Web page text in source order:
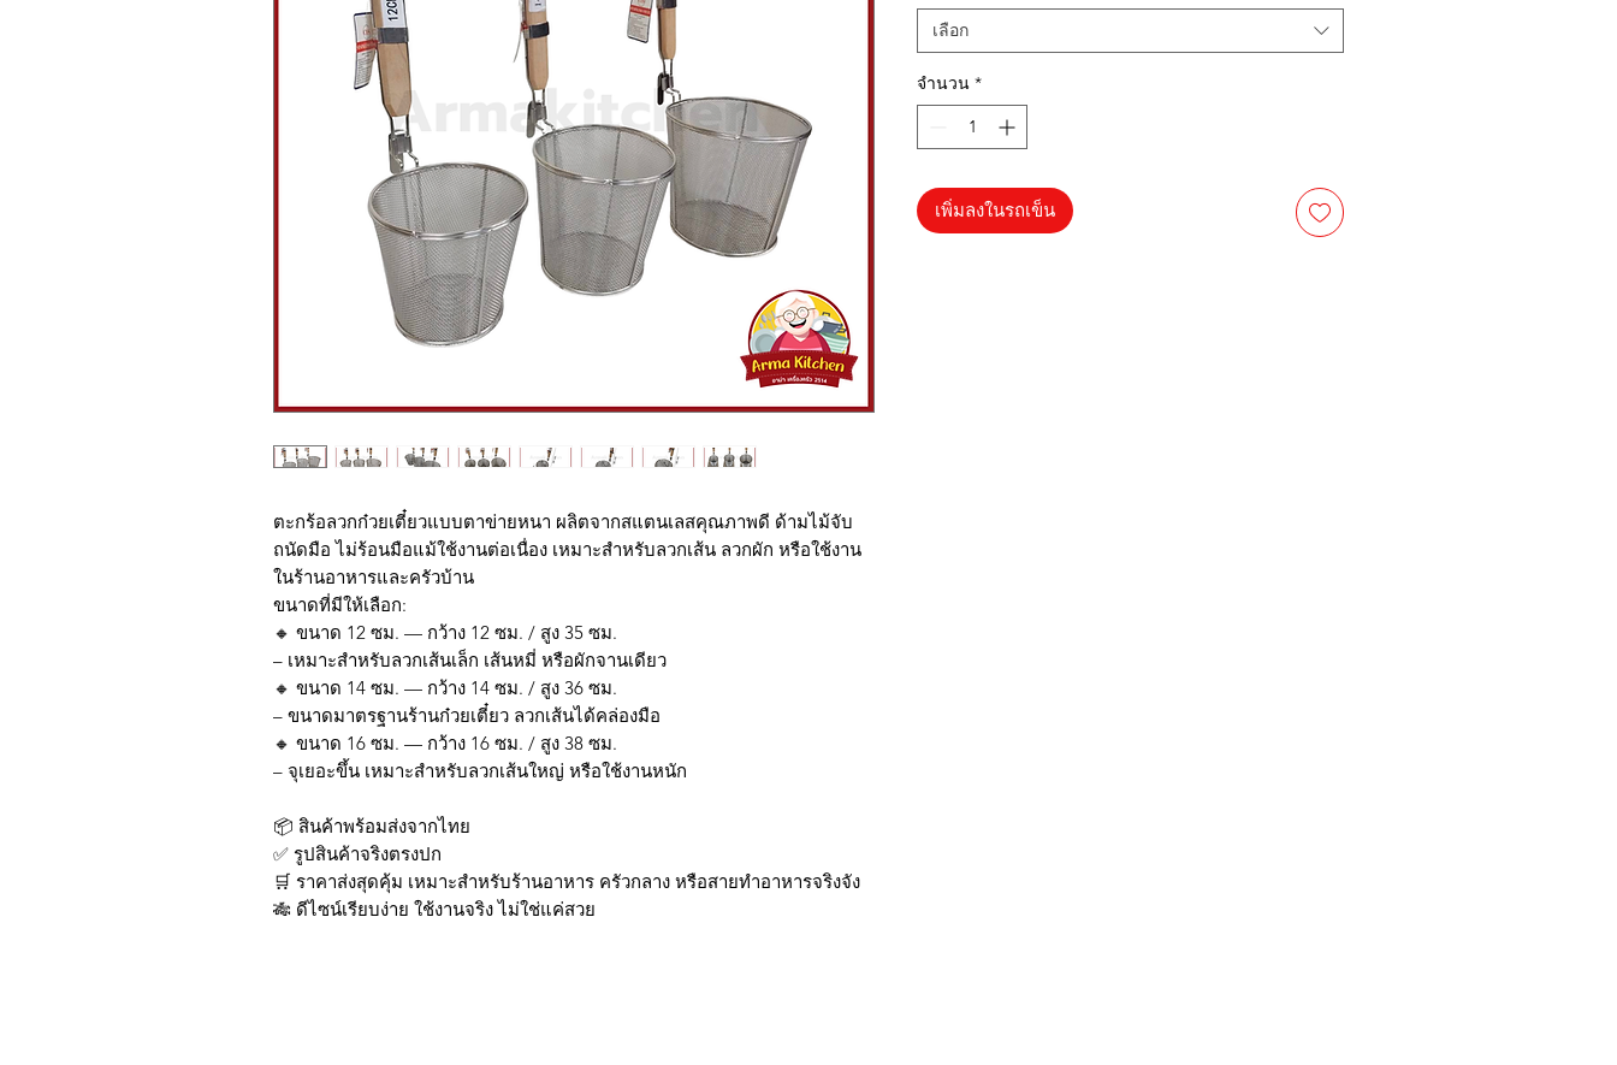
ตะกร้อลวกก๋วยเตี๋ยวแบบตาข่ายหนา ผลิตจากสแตนเลสคุณภาพดี ด้ามไม้จับ
ถนัดมือ ไม่ร้อนมือแม้ใช้งานต่อเนื่อง เหมาะสำหรับลวกเส้น ลวกผัก หรือใช้งาน
ในร้านอาหารและครัวบ้าน
ขนาดที่มีให้เลือก:
🔸 ขนาด 12 ซม. — กว้าง 12 ซม. / สูง 35 ซม.
– เหมาะสำหรับลวกเส้นเล็ก เส้นหมี่ หรือผักจานเดียว
🔸 ขนาด 14 ซม. — กว้าง 14 ซม. / สูง 36 ซม.
– ขนาดมาตรฐานร้านก๋วยเตี๋ยว ลวกเส้นได้คล่องมือ
🔸 ขนาด 16 ซม. — กว้าง 16 ซม. / สูง 38 ซม.
– จุเยอะขึ้น เหมาะสำหรับลวกเส้นใหญ่ หรือใช้งานหนัก
📦 สินค้าพร้อมส่งจากไทย
✅ รูปสินค้าจริงตรงปก
🛒 ราคาส่งสุดคุ้ม เหมาะสำหรับร้านอาหาร ครัวกลาง หรือสายทำอาหารจริงจัง
🎋 ดีไซน์เรียบง่าย ใช้งานจริง ไม่ใช่แค่สวย
เลือก
จำนวน *
เพิ่มลงในรถเข็น